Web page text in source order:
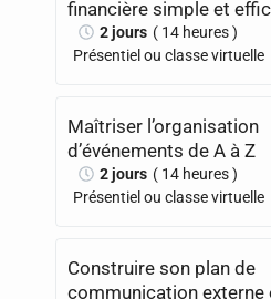
financière simple et
2 jours ( 14 heures )
Présentiel ou classe virtuelle
Maîtriser l’organisation
d’événements de A à Z
2 jours ( 14 heures )
Présentiel ou classe virtuelle
Construire son plan de
communication externe